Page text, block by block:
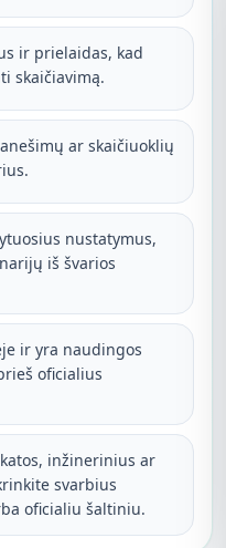
ir prielaidas, kad
skaičiavimą.
ar skaičiuoklių
nustatymus,
iš švarios
ir yra naudingos
oficialius
inžinerinius ar
svarbius
oficialiu šaltiniu.